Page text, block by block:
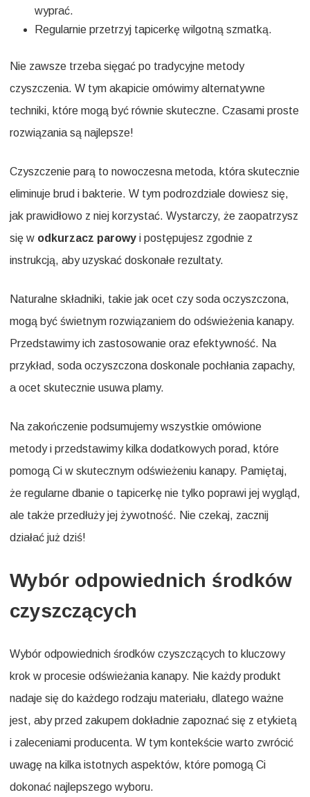
wyprać.
Regularnie przetrzyj tapicerkę wilgotną szmatką.
Nie zawsze trzeba sięgać po tradycyjne metody
czyszczenia. W tym akapicie omówimy alternatywne
techniki, które mogą być równie skuteczne. Czasami proste
rozwiązania są najlepsze!
Czyszczenie parą to nowoczesna metoda, która skutecznie
eliminuje brud i bakterie. W tym podrozdziale dowiesz się,
jak prawidłowo z niej korzystać. Wystarczy, że zaopatrzysz
się w odkurzacz parowy i postępujesz zgodnie z
instrukcją, aby uzyskać doskonałe rezultaty.
Naturalne składniki, takie jak ocet czy soda oczyszczona,
mogą być świetnym rozwiązaniem do odświeżenia kanapy.
Przedstawimy ich zastosowanie oraz efektywność. Na
przykład, soda oczyszczona doskonale pochłania zapachy,
a ocet skutecznie usuwa plamy.
Na zakończenie podsumujemy wszystkie omówione
metody i przedstawimy kilka dodatkowych porad, które
pomogą Ci w skutecznym odświeżeniu kanapy. Pamiętaj,
że regularne dbanie o tapicerkę nie tylko poprawi jej wygląd,
ale także przedłuży jej żywotność. Nie czekaj, zacznij
działać już dziś!
Wybór odpowiednich środków
czyszczących
Wybór odpowiednich środków czyszczących to kluczowy
krok w procesie odświeżania kanapy. Nie każdy produkt
nadaje się do każdego rodzaju materiału, dlatego ważne
jest, aby przed zakupem dokładnie zapoznać się z etykietą
i zaleceniami producenta. W tym kontekście warto zwrócić
uwagę na kilka istotnych aspektów, które pomogą Ci
dokonać najlepszego wyboru.